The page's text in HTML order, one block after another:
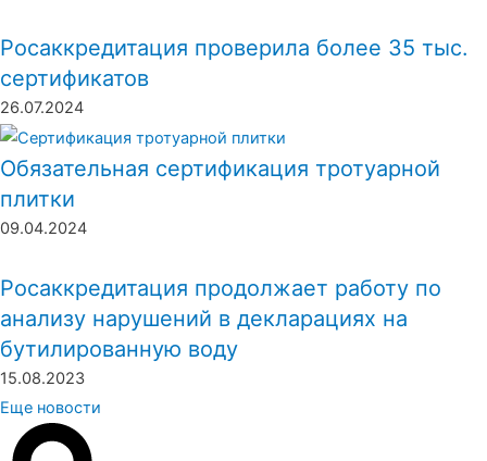
Росаккредитация проверила более 35 тыс.
сертификатов
26.07.2024
Обязательная сертификация тротуарной
плитки
09.04.2024
Росаккредитация продолжает работу по
анализу нарушений в декларациях на
бутилированную воду
15.08.2023
Еще новости